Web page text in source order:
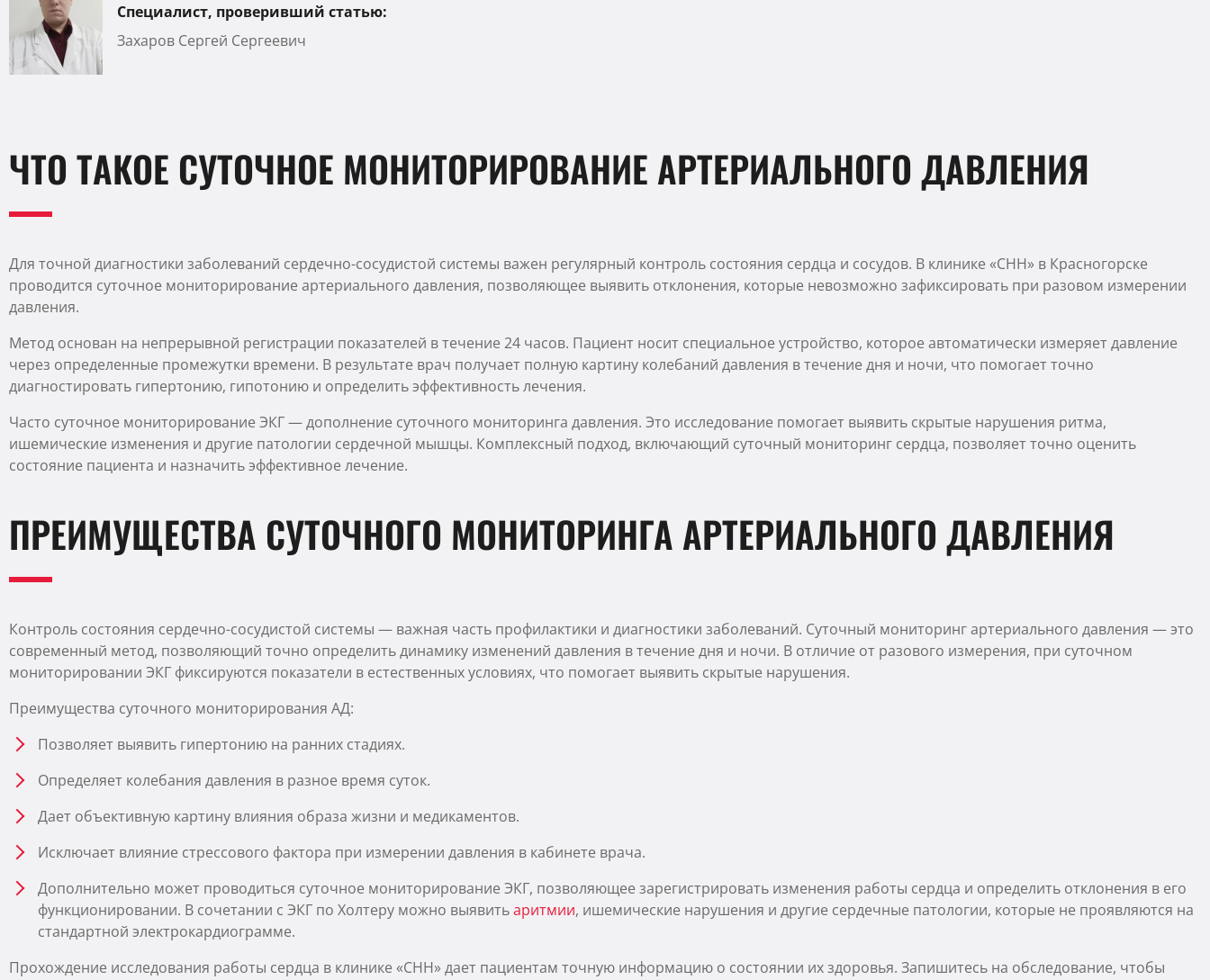
Специалист, проверивший статью:
Захаров Сергей Сергеевич
ЧТО ТАКОЕ СУТОЧНОЕ МОНИТОРИРОВАНИЕ АРТЕРИАЛЬНОГО ДАВЛЕНИЯ
Для точной диагностики заболеваний сердечно-сосудистой системы важен регулярный контроль состояния сердца и сосудов. В клинике «СНН» в Красногорске
проводится суточное мониторирование артериального давления, позволяющее выявить отклонения, которые невозможно зафиксировать при разовом измерении
давления.
Метод основан на непрерывной регистрации показателей в течение 24 часов. Пациент носит специальное устройство, которое автоматически измеряет давление
через определенные промежутки времени. В результате врач получает полную картину колебаний давления в течение дня и ночи, что помогает точно
диагностировать гипертонию, гипотонию и определить эффективность лечения.
Часто суточное мониторирование ЭКГ — дополнение суточного мониторинга давления. Это исследование помогает выявить скрытые нарушения ритма,
ишемические изменения и другие патологии сердечной мышцы. Комплексный подход, включающий суточный мониторинг сердца, позволяет точно оценить
состояние пациента и назначить эффективное лечение.
ПРЕИМУЩЕСТВА СУТОЧНОГО МОНИТОРИНГА АРТЕРИАЛЬНОГО ДАВЛЕНИЯ
Контроль состояния сердечно-сосудистой системы — важная часть профилактики и диагностики заболеваний. Суточный мониторинг артериального давления — это
современный метод, позволяющий точно определить динамику изменений давления в течение дня и ночи. В отличие от разового измерения, при суточном
мониторировании ЭКГ фиксируются показатели в естественных условиях, что помогает выявить скрытые нарушения.
Преимущества суточного мониторирования АД:
Позволяет выявить гипертонию на ранних стадиях.
Определяет колебания давления в разное время суток.
Дает объективную картину влияния образа жизни и медикаментов.
Исключает влияние стрессового фактора при измерении давления в кабинете врача.
Дополнительно может проводиться суточное мониторирование ЭКГ, позволяющее зарегистрировать изменения работы сердца и определить отклонения в его
функционировании. В сочетании с ЭКГ по Холтеру можно выявитьаритмии, ишемические нарушения и другие сердечные патологии, которые не проявляются на
стандартной электрокардиограмме.
Прохождение исследования работы сердца в клинике «СНН» дает пациентам точную информацию о состоянии их здоровья. Запишитесь на обследование, чтобы